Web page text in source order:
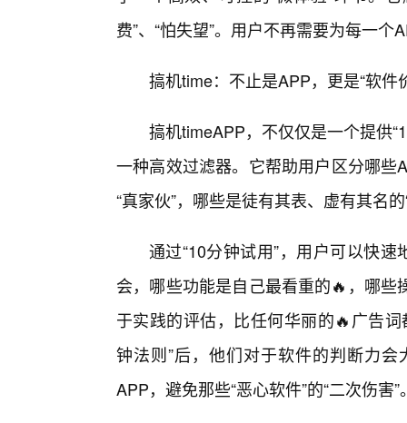
费”、“怕失望”。用户不再需要为每一个
搞机time：不止是APP，更是“软件
搞机timeAPP，不仅仅是一个提供
一种高效过滤器。它帮助用户区分哪
“真家伙”，哪些是徒有其表、虚有其名的
通过“10分钟试用”，用户可以快
会，哪些功能是自己最看重的🔥，哪
于实践的评估，比任何华丽的🔥广告
钟法则”后，他们对于软件的判断力
APP，避免那些“恶心软件”的“二次伤害”